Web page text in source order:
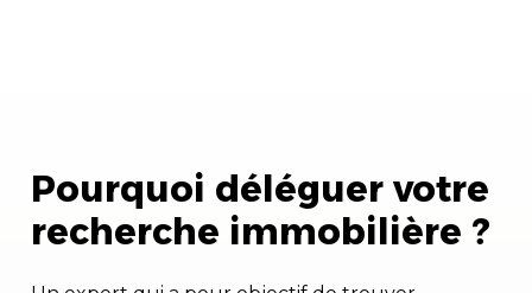
Pourquoi déléguer votre
recherche immobilière ?